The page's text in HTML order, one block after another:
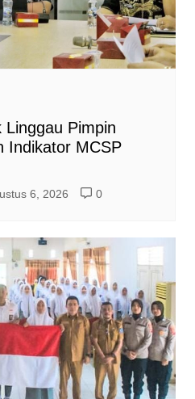
Linggau Pimpin
Indikator MCSP
6, 2026 0